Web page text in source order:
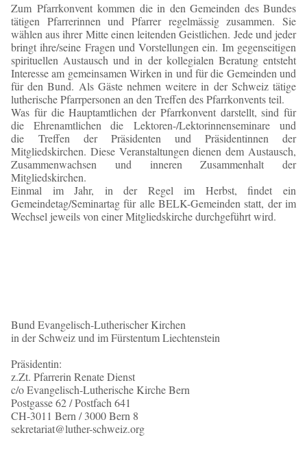
Zum Pfarrkonvent kommen die in den Gemeinden des Bundes
tätigen Pfarrerinnen und Pfarrer regelmässig zusammen. Sie
wählen aus ihrer Mitte einen leitenden Geistlichen. Jede und jeder
bringt ihre/seine Fragen und Vorstellungen ein. Im gegenseitigen
spirituellen Austausch und in der kollegialen Beratung entsteht
Interesse am gemeinsamen Wirken in und für die Gemeinden und
für den Bund. Als Gäste nehmen weitere in der Schweiz tätige
lutherische Pfarrpersonen an den Treffen des Pfarrkonvents teil.
Was für die Hauptamtlichen der Pfarrkonvent darstellt, sind für
die Ehrenamtlichen die Lektoren-/Lektorinnenseminare und
die Treffen der Präsidenten und Präsidentinnen der
Mitgliedskirchen. Diese Veranstaltungen dienen dem Austausch,
Zusammenwachsen und inneren Zusammenhalt der
Mitgliedskirchen.
Einmal im Jahr, in der Regel im Herbst, findet ein
Gemeindetag/Seminartag für alle BELK-Gemeinden statt, der im
Wechsel jeweils von einer Mitgliedskirche durchgeführt wird.
Bund Evangelisch-Lutherischer Kirchen
in der Schweiz und im Fürstentum Liechtenstein
Präsidentin:
z.Zt. Pfarrerin Renate Dienst
c/o Evangelisch-Lutherische Kirche Bern
Postgasse 62 / Postfach 641
CH-3011 Bern / 3000 Bern 8
sekretariat@luther-schweiz.org